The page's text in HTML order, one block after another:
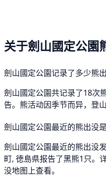
关于劍山國定公園
劍山國定公園记录了多少熊
劍山國定公園共记录了18次
告。熊活动因季节而异，登
劍山國定公園最近的熊出没
劍山國定公園最近的熊出没
町, 徳島県报告了黑熊1只。
没地图上查看。